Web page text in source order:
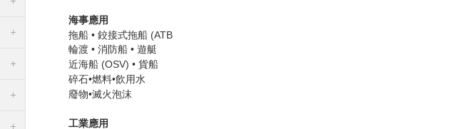
海事應用
拖船 • 鉸接式拖船 (ATB
輪渡 • 消防船 • 遊艇
近海船 (OSV) • 貨船
碎石•燃料•飲用水
廢物•滅火泡沫
工業應用